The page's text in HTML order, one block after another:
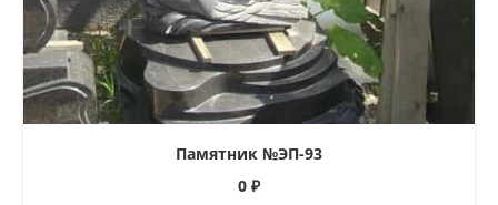
Памятник №ЭП-93
0 ₽